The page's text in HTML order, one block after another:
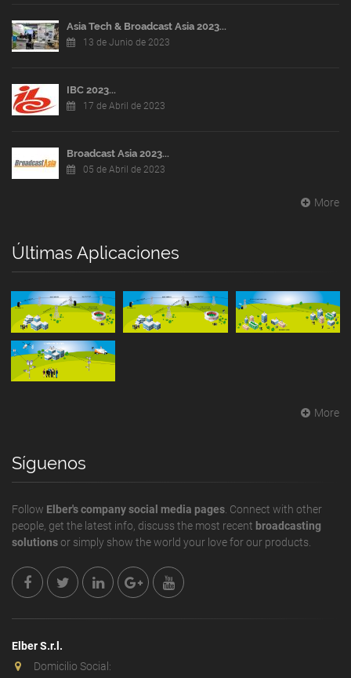
Asia Tech & Broadcast Asia 2023...
13 de Junio de 2023
IBC 2023...
17 de Abril de 2023
Broadcast Asia 2023...
05 de Abril de 2023
More
Últimas Aplicaciones
More
Síguenos
Follow Elber's company social media pages. Connect with other
people, get the latest info, discuss the most recent broadcasting
solutionsor simply show the world your love for our products.
Elber S.r.l.
Domicilio Social: